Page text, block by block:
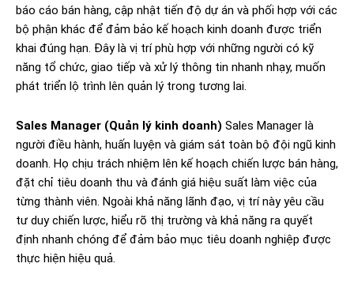
báo cáo bán hàng, cập nhật tiến độ dự án và phối hợp với các
bộ phận khác để đảm bảo kế hoạch kinh doanh được triển
khai đúng hạn. Đây là vị trí phù hợp với những người có kỹ
năng tổ chức, giao tiếp và xử lý thông tin nhanh nhạy, muốn
phát triển lộ trình lên quản lý trong tương lai.
Sales Manager (Quản lý kinh doanh) Sales Manager là
người điều hành, huấn luyện và giám sát toàn bộ đội ngũ kinh
doanh. Họ chịu trách nhiệm lên kế hoạch chiến lược bán hàng,
đặt chỉ tiêu doanh thu và đánh giá hiệu suất làm việc của
từng thành viên. Ngoài khả năng lãnh đạo, vị trí này yêu cầu
tư duy chiến lược, hiểu rõ thị trường và khả năng ra quyết
định nhanh chóng để đảm bảo mục tiêu doanh nghiệp được
thực hiện hiệu quả.